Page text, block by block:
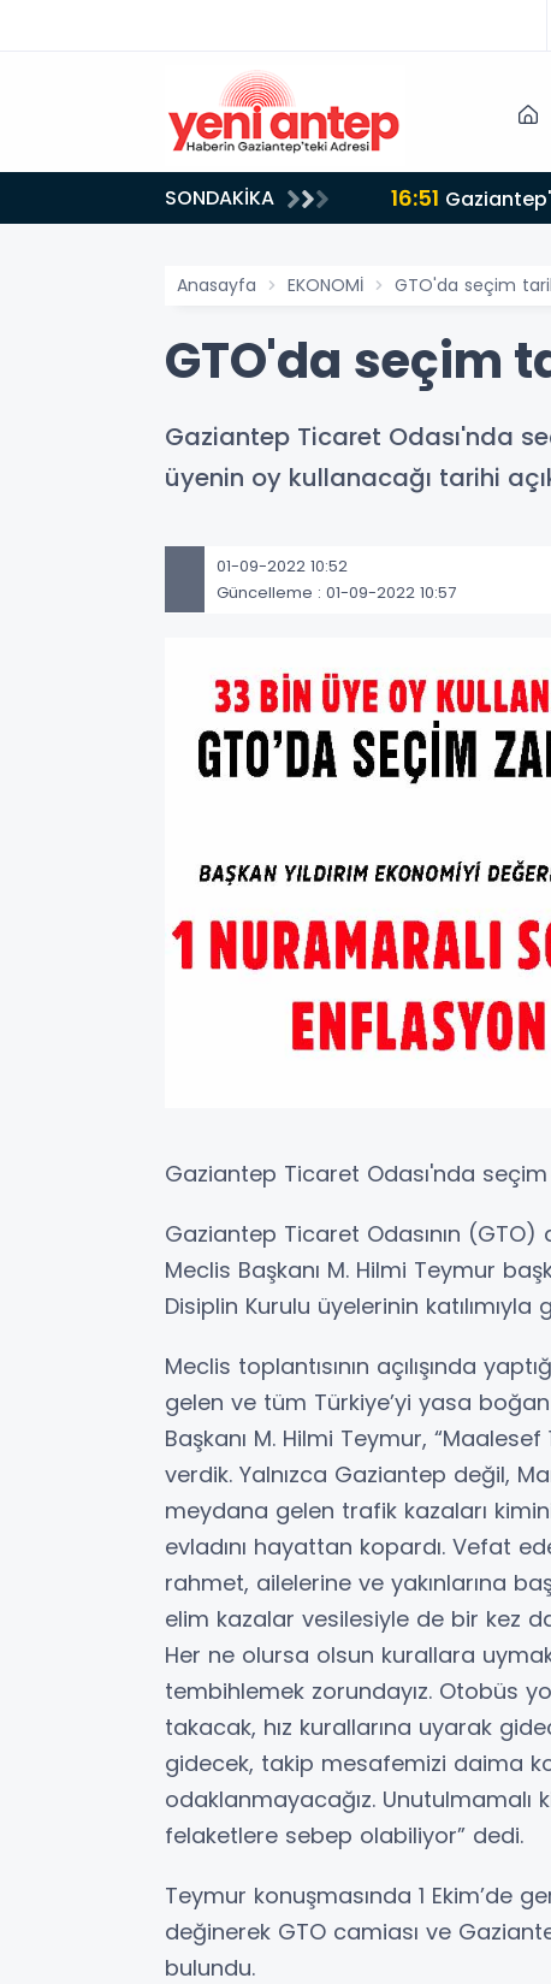
SONDAKİKA 16:51
Anasayfa EKONOMİ GTO'da seçim
GTO'da seçim
Gaziantep Ticaret Odası'nda
üyenin oy kullanacağı tarihi
01-09-2022 10:52
Güncelleme : 01-09-2022 10:57
Gaziantep Ticaret Odası'nda
Gaziantep Ticaret Odasının
Meclis Başkanı M. Hilmi Teymur
Disiplin Kurulu üyelerinin katılımıyla
Meclis toplantısının açılışında
gelen ve tüm Türkiye’yi yasa
Başkanı M. Hilmi Teymur,
verdik. Yalnızca Gaziantep değil,
meydana gelen trafik kazaları
evladını hayattan kopardı. Vefat
rahmet, ailelerine ve yakınlarına
elim kazalar vesilesiyle de bir kez
Her ne olursa olsun kurallara
tembihlemek zorundayız. Otobüs
takacak, hız kurallarına uyarak
gidecek, takip mesafemizi daima
odaklanmayacağız. Unutulmamalı
felaketlere sebep olabiliyor” dedi.
Teymur konuşmasında 1 Ekim’de
değinerek GTO camiası ve
bulundu.